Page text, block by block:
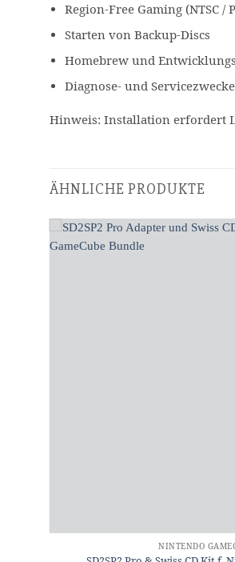
Region-Free Gaming (NTSC /
Starten von Backup-Discs
Homebrew und
Diagnose- und Servicezwecke
Hinweis: Installation erfordert
ÄHNLICHE PRODUKTE
NINTENDO